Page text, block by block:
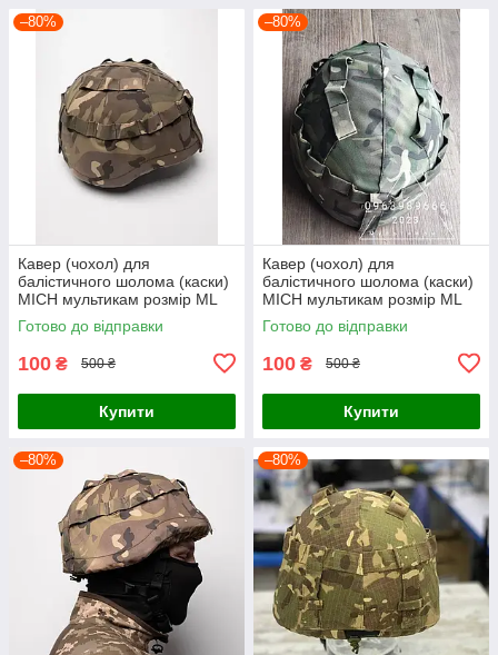
–80%
Кавер (чохол) для
балістичного шолома (каски)
MICH мультикам розмір МL
Готово до відправки
100 ₴ 500 ₴
Купити
–80%
Кавер (чохол) для
балістичного шолома (каски)
MICH мультикам розмір МL
Готово до відправки
100 ₴ 500 ₴
Купити
–80% –80%